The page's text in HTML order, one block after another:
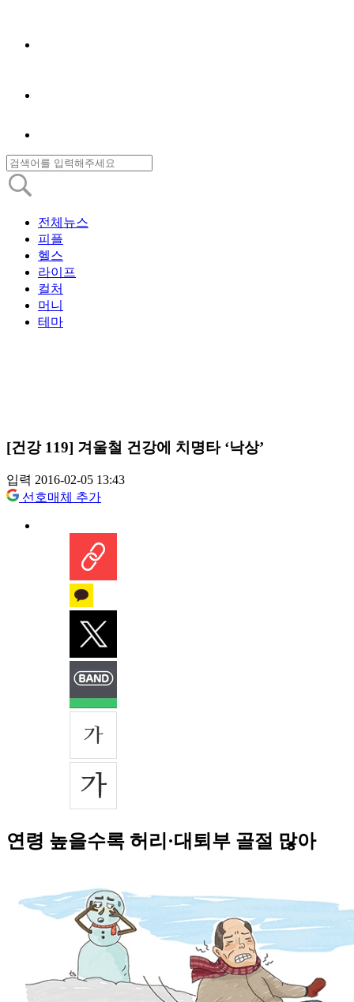
전체뉴스
피플
헬스
라이프
컬처
머니
테마
[건강 119] 겨울철 건강에 치명타 ‘낙상’
입력 2016-02-05 13:43
선호매체 추가
연령 높을수록 허리·대퇴부 골절 많아